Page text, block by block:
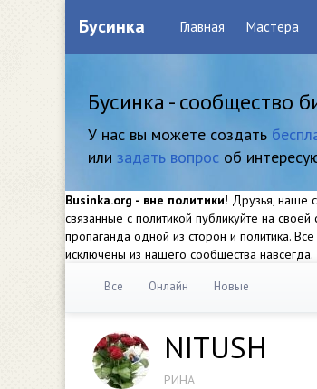
Бусинка Главная Мастера
Бусинка - сообщество
У нас вы можете создать
или задать вопрос об
Businka.org - вне политики! Друзья, наше
связанные с политикой публикуйте на
пропаганда одной из сторон и политика.
исключены из нашего сообщества навсегда.
Все Онлайн Новые
NITUSH
РИНА